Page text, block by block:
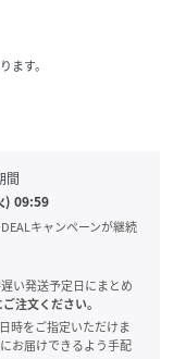
ます。
間
) 09:59
キャンペーンが継続
い発送予定日にまとめ
注文ください。
時をご指定いただけま
お届けできるよう手配